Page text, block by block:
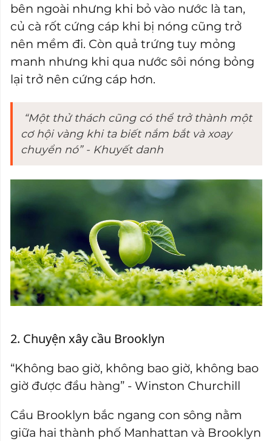
bên ngoài nhưng khi bỏ vào nước là tan,
củ cà rốt cứng cáp khi bị nóng cũng trở
nên mềm đi. Còn quả trứng tuy mỏng
manh nhưng khi qua nước sôi nóng bỏng
lại trở nên cứng cáp hơn.
“Một thử thách cũng có thể trở thành một
cơ hội vàng khi ta biết nắm bắt và xoay
chuyển nó” - Khuyết danh
2. Chuyện xây cầu Brooklyn
“Không bao giờ, không bao giờ, không bao
giờ được đầu hàng” - Winston Churchill
Cầu Brooklyn bắc ngang con sông nằm
giữa hai thành phố Manhattan và Brooklyn